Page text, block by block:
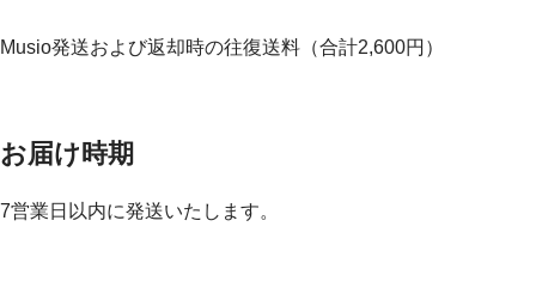
Musio発送および返却時の往復送料（合計2,600円）
お届け時期
7営業日以内に発送いたします。